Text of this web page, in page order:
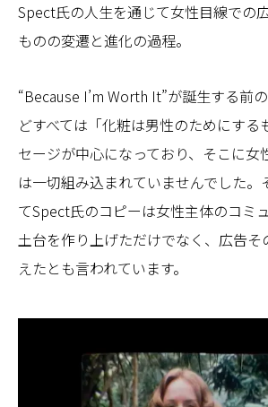
Spect氏の人生を通じて女性目線での
ものの変遷と進化の過程。
“Because I’m Worth It”が誕生する前
どすべては「化粧は男性のためにする
セージが中心になっており、そこに女
は一切組み込まれていませんでした。
てSpect氏のコピーは女性主体のコミ
土台を作り上げただけでなく、広告そ
えたとも言われています。